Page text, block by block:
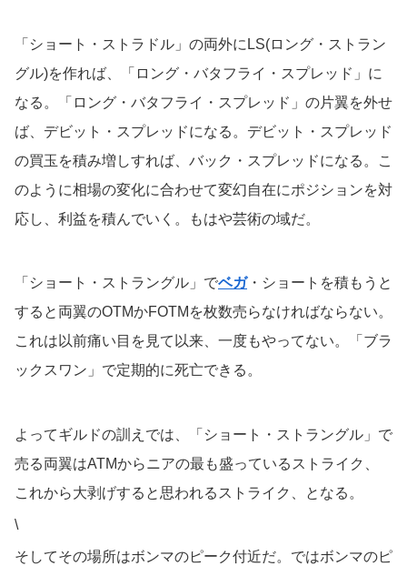
「ショート・ストラドル」の両外にLS(ロング・ストラン
グル)を作れば、「ロング・バタフライ・スプレッド」に
なる。「ロング・バタフライ・スプレッド」の片翼を外せ
ば、デビット・スプレッドになる。デビット・スプレッド
の買玉を積み増しすれば、バック・スプレッドになる。こ
のように相場の変化に合わせて変幻自在にポジションを対
応し、利益を積んでいく。もはや芸術の域だ。
「ショート・ストラングル」でベガ・ショートを積もうと
すると両翼のOTMかFOTMを枚数売らなければならない。
これは以前痛い目を見て以来、一度もやってない。「ブラ
ックスワン」で定期的に死亡できる。
よってギルドの訓えでは、「ショート・ストラングル」で
売る両翼はATMからニアの最も盛っているストライク、
これから大剥げすると思われるストライク、となる。
\
そしてその場所はボンマのピーク付近だ。ではボンマのピ